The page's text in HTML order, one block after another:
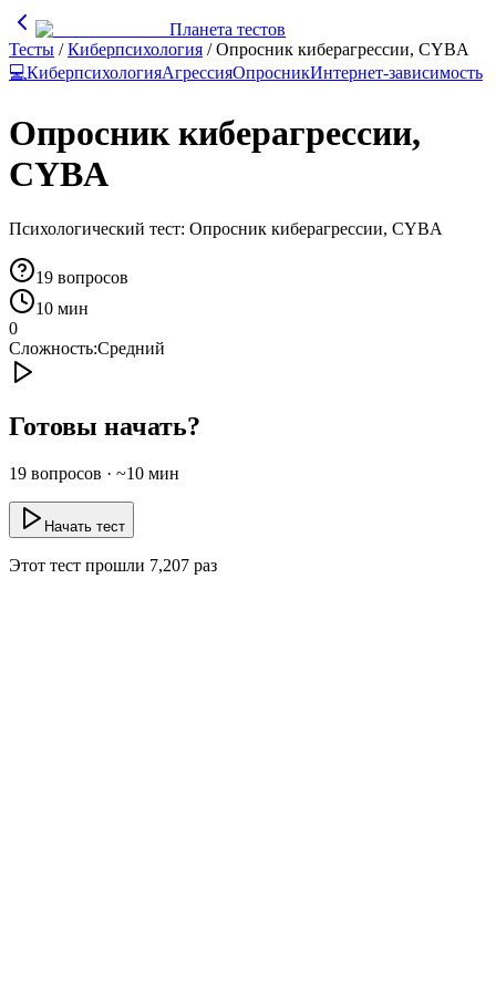
Планета тестов
Тесты /Киберпсихология /Опросник киберагрессии, CYBA
💻КиберпсихологияАгрессияОпросникИнтернет-зависимость
Опросник киберагрессии,
CYBA
Психологический тест: Опросник киберагрессии, CYBA
19 вопросов
10 мин
0
Сложность:Средний
Готовы начать?
19 вопросов · ~10 мин
Начать тест
Этот тест прошли 7,207 раз